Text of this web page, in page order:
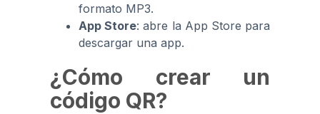
formato MP3.
App Store: abre la App Store para
descargar una app.
¿Cómo crear un
código QR?